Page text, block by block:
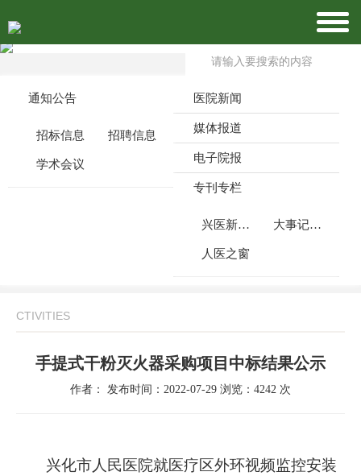
通知公告
招标信息 招聘信息
学术会议
医院新闻
媒体报道
电子院报
专刊专栏
兴医新闻周刊 大事记月报
人医之窗
CTIVITIES
手提式干粉灭火器采购项目中标结果公示
作者： 发布时间：2022-07-29 浏览：4242 次
兴化市人民医院就医疗区外环视频监控安装